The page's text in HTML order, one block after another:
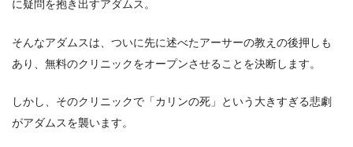
に疑問を抱き出すアダムス。
そんなアダムスは、ついに先に述べたアーサーの教えの後押しも
あり、無料のクリニックをオープンさせることを決断します。
しかし、そのクリニックで「カリンの死」という大きすぎる悲劇
がアダムスを襲います。